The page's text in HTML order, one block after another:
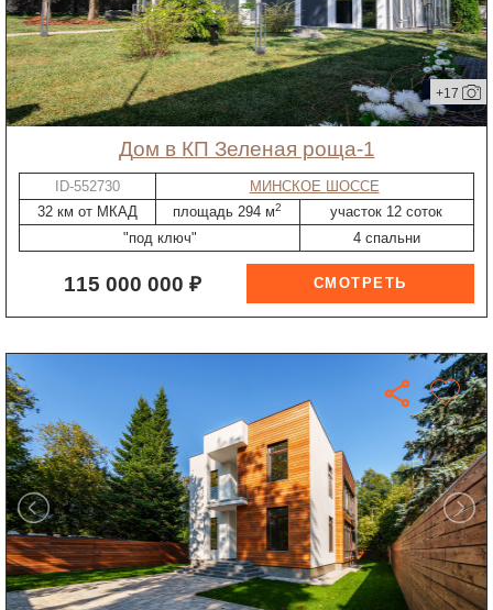
+17
дом в КП Зеленая роща-1
ID-552730
МИНСКОЕ ШОССЕ
32 км от МКАД
площадь 294 м2
участок 12 соток
"под ключ"
4 спальни
115 000 000 ₽